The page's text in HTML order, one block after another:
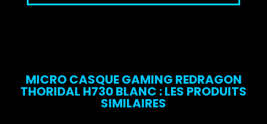
MICRO CASQUE GAMING REDRAGON
THORIDAL H730 BLANC : LES PRODUITS
SIMILAIRES